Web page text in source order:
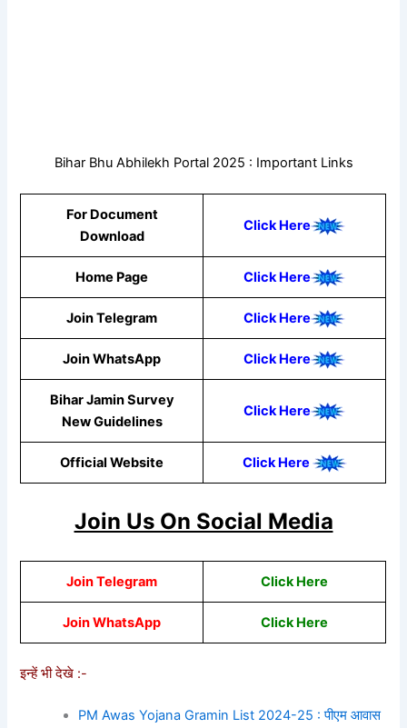
Bihar Bhu Abhilekh Portal 2025 : Important Links
For Document
Download
Click Here
Home Page Click Here
Join Telegram Click Here
Join WhatsApp ClickHere
Bihar Jamin Survey
New Guidelines
Click Here
Official Website Click Here
Join Us On Social Media
Join Telegram Click Here
Join WhatsApp Click Here
इन्हें भी देखे :-
PM Awas Yojana Gramin List 2024-25 : पीएम आवास